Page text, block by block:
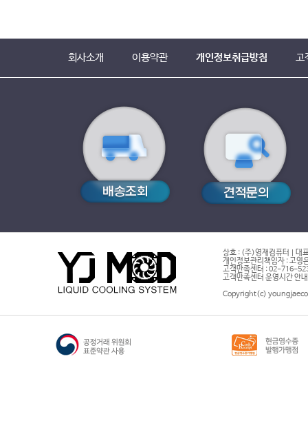
회사소개 이용약관 개인정보취급방침 고
상호 : (주)영재컴퓨터 | 대
개인정보관리책임자 : 고영
고객만족센터 : 02-716-
고객만족센터 운영시간 안
Copyright(c)